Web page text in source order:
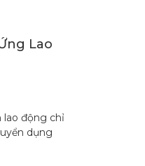
Lao
lao động chỉ
dụng